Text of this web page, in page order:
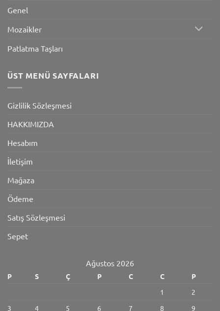
Genel
Mozaikler
Patlatma Taşları
ÜST MENÜ SAYFALARI
Gizlilik Sözleşmesi
HAKKIMIZDA
Hesabım
İletişim
Mağaza
Ödeme
Satış Sözleşmesi
Sepet
Ağustos 2026
P S Ç P C C
P
1
2
3
4 5 6 7 8 9